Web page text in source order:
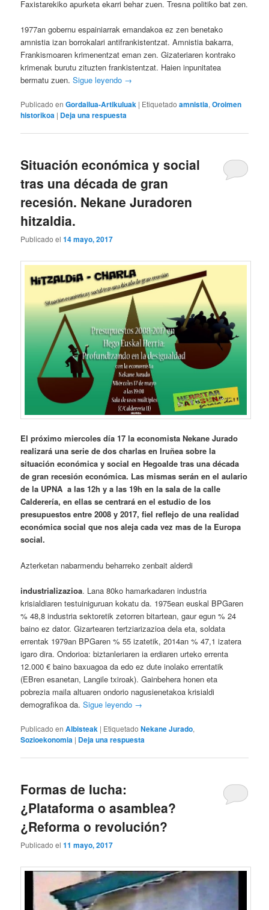
Faxistarekiko apurketa ekarri behar zuen. Tresna politiko bat zen.
1977an gobernu espainiarrak emandakoa ez zen benetako
amnistia izan borrokalari antifrankistentzat. Amnistia bakarra,
Frankismoaren krimenentzat eman zen. Gizateriaren kontrako
krimenak burutu zituzten frankistentzat. Haien inpunitatea
bermatu zuen.Sigue leyendo →
Publicado en Gordailua-Artikuluak | Etiquetado amnistia,Oroimen
historikoa | Deja una respuesta
Situación económica y social
tras una década de gran
recesión. Nekane Juradoren
hitzaldia.
Publicado el14 mayo, 2017
El próximo miercoles día 17 la economista Nekane Jurado
realizará una serie de dos charlas en Iruñea sobre la
situación económica y social en Hegoalde tras una década
de gran recesión económica. Las mismas serán en el aulario
de la UPNA a las 12h y a las 19h en la sala de la calle
Calderería, en ellas se centrará en el estudio de los
presupuestos entre 2008 y 2017, fiel reflejo de una realidad
económica social que nos aleja cada vez mas de la Europa
social.
Azterketan nabarmendu beharreko zenbait alderdi
industrializazioa. Lana 80ko hamarkadaren industria
krisialdiaren testuiniguruan kokatu da. 1975ean euskal BPGaren
% 48,8 industria sektoretik zetorren bitartean, gaur egun % 24
baino ez dator. Gizartearen tertziarizazioa dela eta, soldata
errentak 1979an BPGaren % 55 izatetik, 2014an % 47,1 izatera
igaro dira. Ondorioa: biztanleriaren ia erdiaren urteko errenta
12.000 € baino baxuagoa da edo ez dute inolako errentatik
(EBren esanetan, Langile txiroak). Gainbehera honen eta
pobrezia maila altuaren ondorio nagusienetakoa krisialdi
demografikoa da.Sigue leyendo →
Publicado en Albisteak | Etiquetado Nekane Jurado,
Sozioekonomia | Deja una respuesta
Formas de lucha:
¿Plataforma o asamblea?
¿Reforma o revolución?
Publicado el11 mayo, 2017